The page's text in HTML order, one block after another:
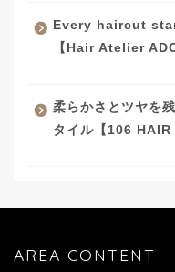
Every haircut
【Hair Atelier
柔らかさとツヤを
タイル【106 HAIR
AREA CONTENT